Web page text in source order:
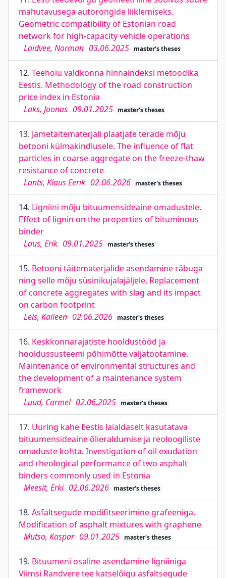
mahutavusega autorongide liiklemiseks.
Geometric compatibility of Estonian road
network for high-capacity vehicle operations
Laidvee, Norman 03.06.2025 master's theses
12. Teehoiu valdkonna hinnaindeksi metoodika
Eestis. Methodology of the road construction
price index in Estonia
Laks, Joonas 09.01.2025 master's theses
13. Jämetäitematerjali plaatjate terade mõju
betooni külmakindlusele. The influence of flat
particles in coarse aggregate on the freeze-thaw
resistance of concrete
Lants, Klaus Eerik 02.06.2026 master's theses
14. Ligniini mõju bituumensideaine omadustele.
Effect of lignin on the properties of bituminous
binder
Laus, Erik 09.01.2025 master's theses
15. Betooni täitematerjalide asendamine räbuga
ning selle mõju süsinikujalajäljele. Replacement
of concrete aggregates with slag and its impact
on carbon footprint
Leis, Kaileen 02.06.2026 master's theses
16. Keskkonnarajatiste hooldustööd ja
hooldussüsteemi põhimõtte väljatöötamine.
Maintenance of environmental structures and
the development of a maintenance system
framework
Luud, Carmel 02.06.2025 master's theses
17. Uuring kahe Eestis laialdaselt kasutatava
bituumensideaine õlieraldumise ja reoloogiliste
omaduste kohta. Investigation of oil exudation
and rheological performance of two asphalt
binders commonly used in Estonia
Meesit, Erki 02.06.2026 master's theses
18. Asfaltsegude modifitseerimine grafeeniga.
Modification of asphalt mixtures with graphene
Mutso, Kaspar 09.01.2025 master's theses
19. Bituumeni osaline asendamine ligniiniga
Viimsi Randvere tee katselõigu asfaltsegude